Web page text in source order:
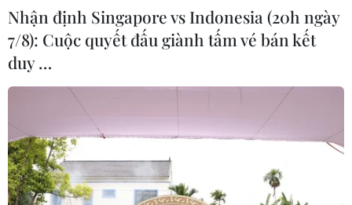
Nhận định Singapore vs Indonesia (20h ngày
7/8): Cuộc quyết đấu giành tấm vé bán kết
duy …